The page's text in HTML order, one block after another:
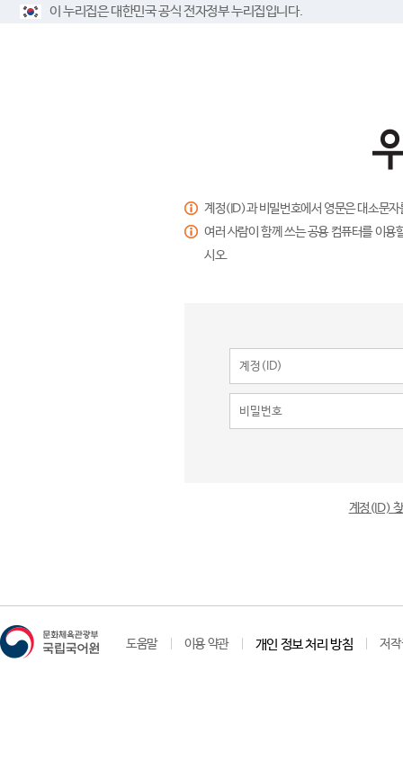
이 누리집은 대한민국 공식 전자정부 누리집입니다.
계정(ID)과 비밀번호에서 영문은 대소문
여러 사람이 함께 쓰는 공용 컴퓨터를 이
시오.
계정(ID)
도움말 이용 약관 개인 정보 처리 방침 저